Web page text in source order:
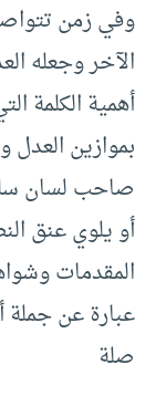
وفي زمن
الآخر وجعله
أهمية الكلمة
بموازين العدل
صاحب لسان
أو يلوي عنق
المقدمات
عبارة عن جملة
صلة